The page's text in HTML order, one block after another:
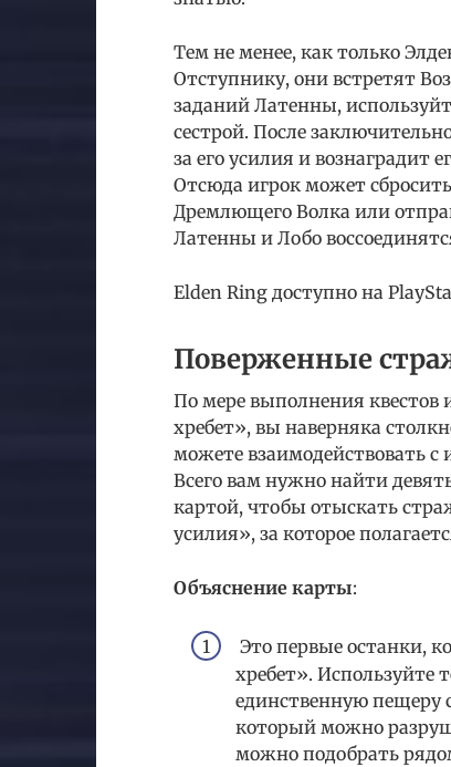
Тем не менее, как только
Отступнику, они встретят
заданий Латенны,
сестрой. После
за его усилия и вознаградит
Отсюда игрок может
Дремлющего Волка или
Латенны и Лобо
Elden Ring доступно на
Поверженные
По мере выполнения квестов
хребет», вы наверняка
можете взаимодействовать
Всего вам нужно найти
картой, чтобы отыскать
усилия», за которое
Объяснение карты:
Это первые останки,
хребет». Используйте
единственную пещеру
который можно
можно подобрать